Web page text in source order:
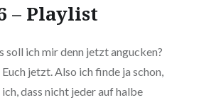
– Playlist
soll ich mir denn jetzt angucken?
jetzt. Also ich finde ja schon,
dass nicht jeder auf halbe